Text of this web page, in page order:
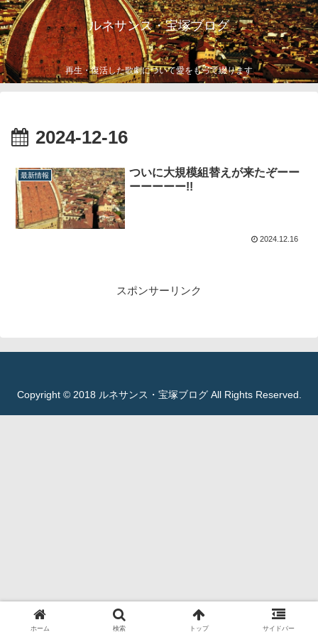
ルネサンス・宝塚ブログ
再生・復活した歌劇について愛をもって綴ります
2024-12-16
最新情報
ついに大規模組替えが来たぞーー
ーーーーー!!
2024.12.16
スポンサーリンク
Copyright © 2018 ルネサンス・宝塚ブログ All Rights Reserved.
ホーム 検索 トップ サイドバー